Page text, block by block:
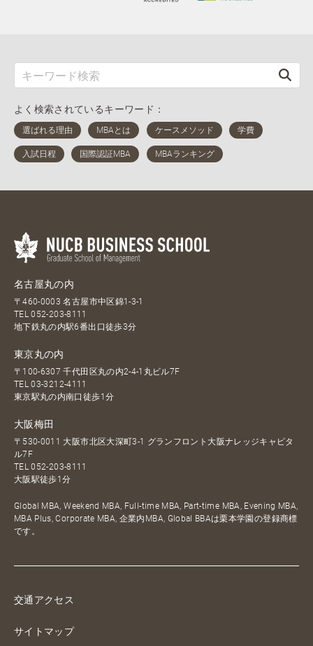
よく検索されているキーワード：
名古屋丸の内
〒460-0003 名古屋市中区錦1-3-1
TEL052-203-8111
地下鉄丸の内駅6番出口徒歩3分
東京丸の内
〒100-6307 千代田区丸の内2-4-1丸ビル7F
TEL03-3212-4111
東京駅丸の内南口徒歩1分
大阪梅田
〒530-0011 大阪市北区大深町3-1 グランフロント大阪ナレッジキャピタ
ル7F
TEL052-203-8111
大阪駅徒歩1分
Global MBA, Weekend MBA, Full-time MBA, Part-time MBA, Evening MBA,
MBA Plus, Corporate MBA, 企業内MBA, Global BBAは栗本学園の登録商標
です。
交通アクセス
サイトマップ